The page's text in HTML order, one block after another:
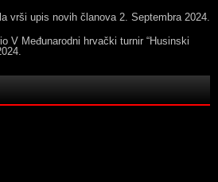
vrši upis novih članova 2. Septembra 2024.
V Međunarodni hrvački turnir “Husinski